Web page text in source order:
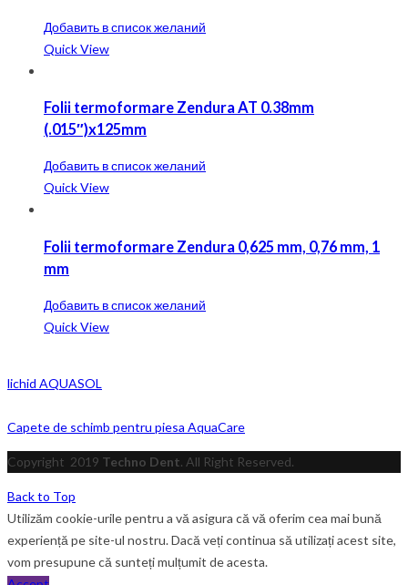
Добавить в список желаний
Quick View
Folii termoformare Zendura AT 0.38mm
(.015″)x125mm
Добавить в список желаний
Quick View
Folii termoformare Zendura 0,625 mm, 0,76 mm, 1
mm
Добавить в список желаний
Quick View
lichid AQUASOL
Capete de schimb pentru piesa AquaCare
Copyright 2019 Techno Dent. All Right Reserved.
Back to Top
Utilizăm cookie-urile pentru a vă asigura că vă oferim cea mai bună
experiență pe site-ul nostru. Dacă veți continua să utilizați acest site,
vom presupune că sunteți mulțumit de acesta.